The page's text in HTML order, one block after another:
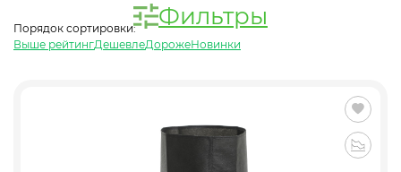
Фильтры
Порядок сортировки:
Выше рейтингДешевлеДорожеНовинки